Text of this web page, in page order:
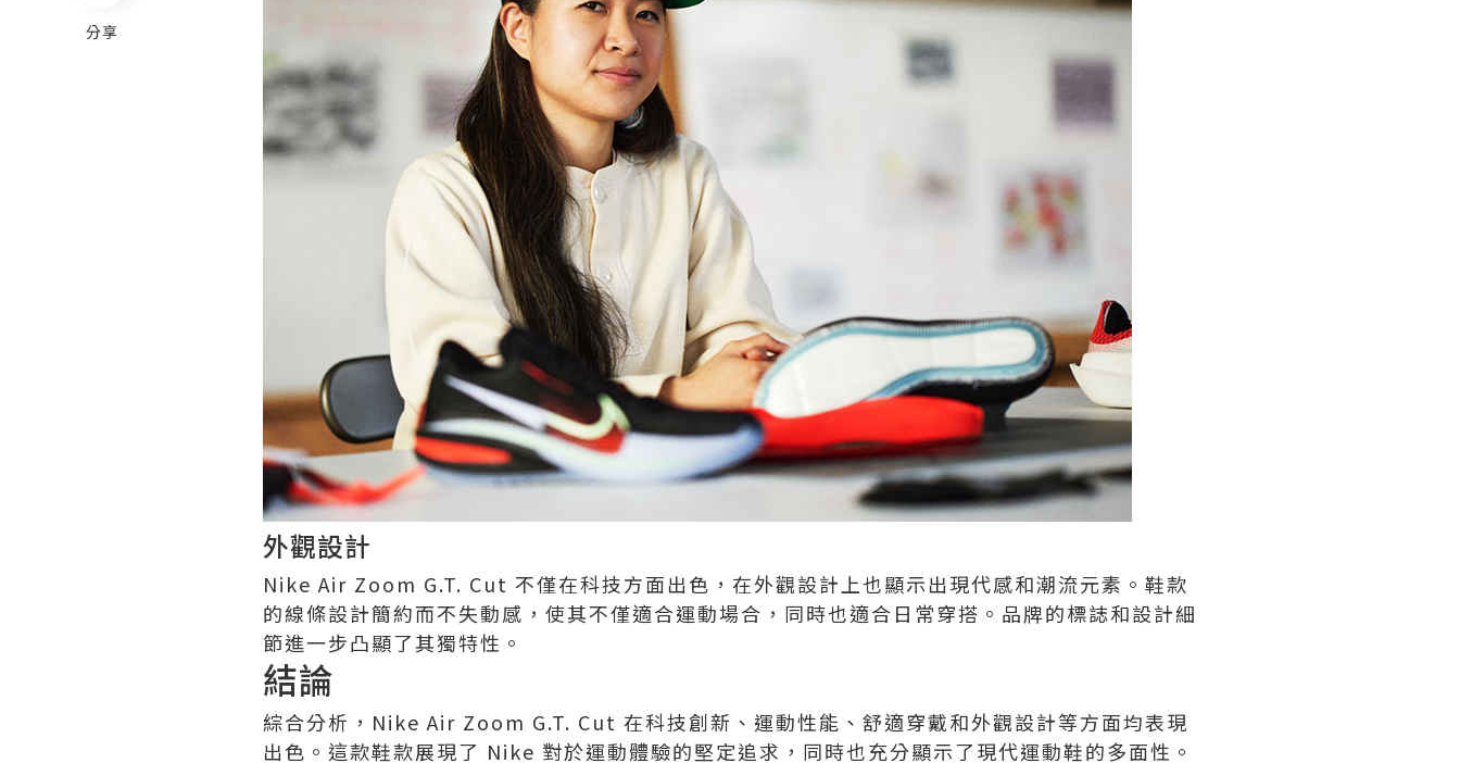
分享
外觀設計
Nike Air Zoom G.T. Cut 不僅在科技方面出色，在外觀設計上也顯示出現代感和潮流元素。鞋款
的線條設計簡約而不失動感，使其不僅適合運動場合，同時也適合日常穿搭。品牌的標誌和設計細
節進一步凸顯了其獨特性。
結論
綜合分析，Nike Air Zoom G.T. Cut 在科技創新、運動性能、舒適穿戴和外觀設計等方面均表現
出色。這款鞋款展現了 Nike 對於運動體驗的堅定追求，同時也充分顯示了現代運動鞋的多面性。